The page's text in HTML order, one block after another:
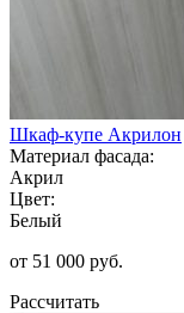
Шкаф-купе Акрилон
Материал фасада:
Акрил
Цвет:
Белый
от 51 000 руб.
Рассчитать